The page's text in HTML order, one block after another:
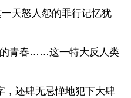
天怒人怨的罪行记忆犹
的青春……这一特大反人类
还肆无忌惮地犯下大肆